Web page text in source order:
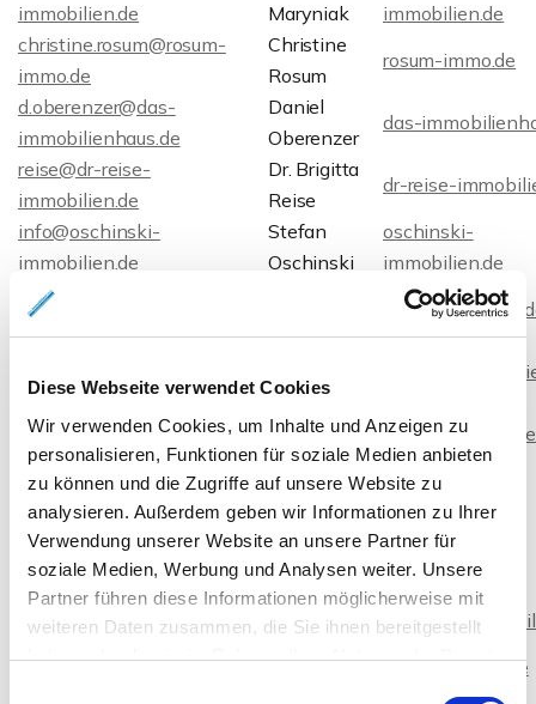
Diese Webseite verwendet Cookies
Wir verwenden Cookies, um Inhalte und Anzeigen zu
personalisieren, Funktionen für soziale Medien anbieten
zu können und die Zugriffe auf unsere Website zu
analysieren. Außerdem geben wir Informationen zu Ihrer
Verwendung unserer Website an unsere Partner für
soziale Medien, Werbung und Analysen weiter. Unsere
Partner führen diese Informationen möglicherweise mit
weiteren Daten zusammen, die Sie ihnen bereitgestellt
haben oder die sie im Rahmen Ihrer Nutzung der Dienste
immobilien.de
Maryniak
immobilien.de
christine.rosum@rosum-
immo.de
Christine
Rosum
rosum-immo.de
d.oberenzer@das-
immobilienhaus.de
Daniel
Oberenzer
das-
reise@dr-reise-
immobilien.de
Dr. Brigitta
Reise
dr-reise-
info@oschinski-
immobilien.de
Stefan
Oschinski
oschinski-
immobilien.de
info@tela-immobilien.de
tela-
immobilien.de
Stüber
stueber-
djb@butscher.net
Jens
Butscher
info@vanmegen.de
Reinhold
van Megen
vanmegen.de
a.beckmeier@ab-ins-neue-
zuhause.de
Angelique
Beckmeier
ab-ins-neue-
zuhause.de
info@adorable-
immobilien.de
Thorsten
Frenzel
adorable-
aj@narander-jung.de
Angela Jung narander-jung.de